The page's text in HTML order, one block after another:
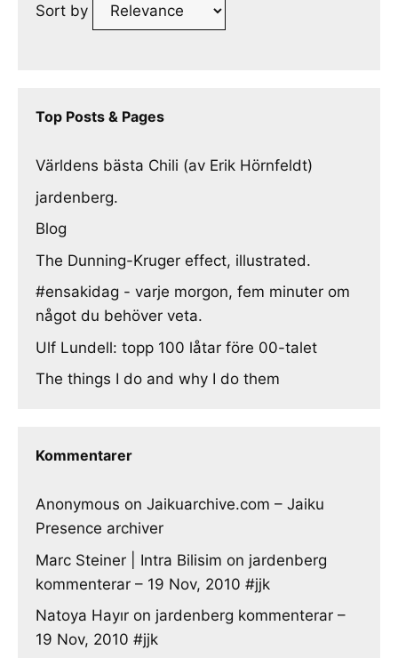
Sort by
Top Posts & Pages
Världens bästa Chili (av Erik Hörnfeldt)
jardenberg.
Blog
The Dunning-Kruger effect, illustrated.
#ensakidag - varje morgon, fem minuter om
något du behöver veta.
Ulf Lundell: topp 100 låtar före 00-talet
The things I do and why I do them
Kommentarer
Anonymous on Jaikuarchive.com – Jaiku
Presence archiver
Marc Steiner | Intra Bilisim on jardenberg
kommenterar – 19 Nov, 2010 #jjk
Natoya Hayır on jardenberg kommenterar –
19 Nov, 2010 #jjk